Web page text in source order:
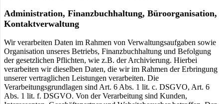
Administration, Finanzbuchhaltung, Büroorganisation,
Kontaktverwaltung
Wir verarbeiten Daten im Rahmen von Verwaltungsaufgaben sowie
Organisation unseres Betriebs, Finanzbuchhaltung und Befolgung
der gesetzlichen Pflichten, wie z.B. der Archivierung. Hierbei
verarbeiten wir dieselben Daten, die wir im Rahmen der Erbringung
unserer vertraglichen Leistungen verarbeiten. Die
Verarbeitungsgrundlagen sind Art. 6 Abs. 1 lit. c. DSGVO, Art. 6
Abs. 1 lit. f. DSGVO. Von der Verarbeitung sind Kunden,